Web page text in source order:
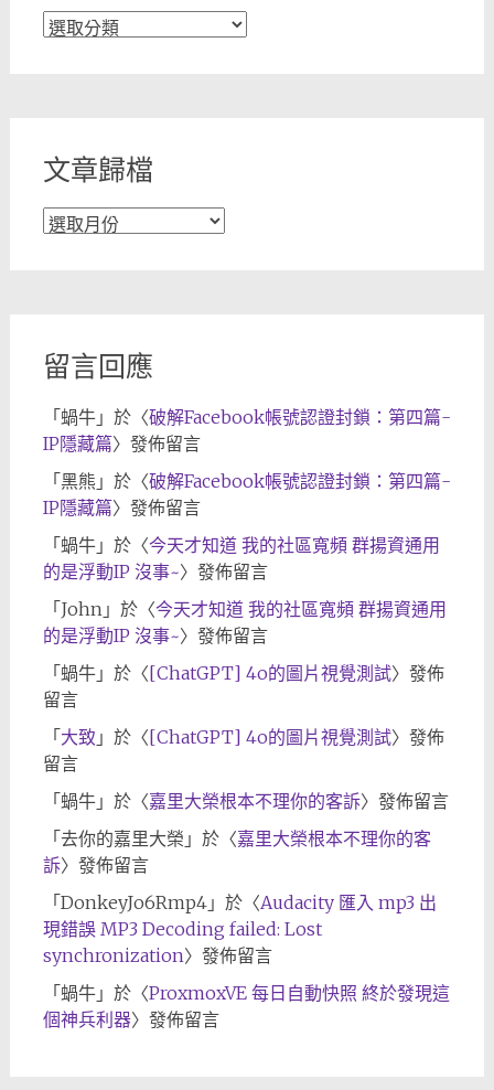
文
文章歸檔
文
留言回應
「 蝸牛」於〈破解Facebook帳號認證封鎖：第四篇-
IP隱藏篇〉發佈留言
「 黑熊 」於〈破解Facebook帳號認證封鎖：第四篇-
IP隱藏篇〉發佈留言
「 蝸牛」於〈今天才知道 我的社區寬頻 群揚資通用
的是浮動IP 沒事~〉發佈留言
「 John」於〈今天才知道 我的社區寬頻 群揚資通用
的是浮動IP 沒事~〉發佈留言
「 蝸牛」於〈[ChatGPT] 4o的圖片視覺測試〉發佈
留言
「 大致 」於〈[ChatGPT] 4o的圖片視覺測試〉發佈
留言
「 蝸牛」於〈嘉里大榮根本不理你的客訴〉發佈留言
「 去你的嘉里大榮 」於〈嘉里大榮根本不理你的客
訴〉發佈留言
「 DonkeyJo6Rmp4」於〈Audacity 匯入 mp3 出
現錯誤 MP3 Decoding failed: Lost
synchronization〉發佈留言
「 蝸牛」於〈ProxmoxVE 每日自動快照 終於發現這
個神兵利器〉發佈留言